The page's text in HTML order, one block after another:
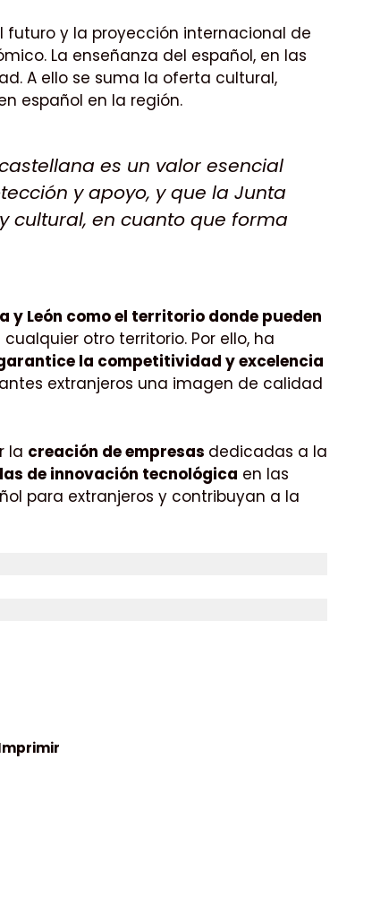
futuro y la proyección internacional de
La enseñanza del español, en las
A ello se suma la oferta cultural,
español en la región.
es un valor esencial
y apoyo, y que la Junta
cultural, en cuanto que forma
León como el territorio donde pueden
otro territorio. Por ello, ha
la competitividad y excelencia
extranjeros una imagen de calidad
la creación de empresas dedicadas a la
de innovación tecnológica en las
para extranjeros y contribuyan a la